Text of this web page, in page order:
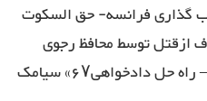
گذاری فرانسه- حق السکوت
ازقتل توسط محافظ رجوی
درفیسبوک – راه حل دادخواهی۶۷» سیامک